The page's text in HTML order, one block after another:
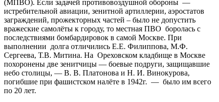
(МПВО). Если задачей противовоздушной обороны —
истребительной авиации, зенитной артиллерии, аэростатов
заграждений, прожекторных частей – было не допустить
вражеские самолёты к городу, то местная ПВО боролась с
последствиями бомбардировок в самой Москве. При
выполнении долга отличились Е.Е. Филиппова, М.Ф.
Сергеева, Т.В. Митина. На Ореховском кладбище в Москве
похоронены две зенитчицы — боевые подруги, защищавшие
небо столицы, — В. В. Платонова и Н. И. Винокурова,
погибшие при фашистском налёте в 1942г. — было им всего
по 20 лет.